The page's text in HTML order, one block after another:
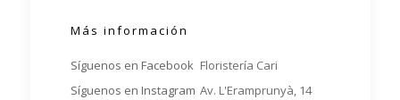
Más información
Síguenos en Facebook
Síguenos en Instagram
Floristería Cari
Av. L'Eramprunyà, 14